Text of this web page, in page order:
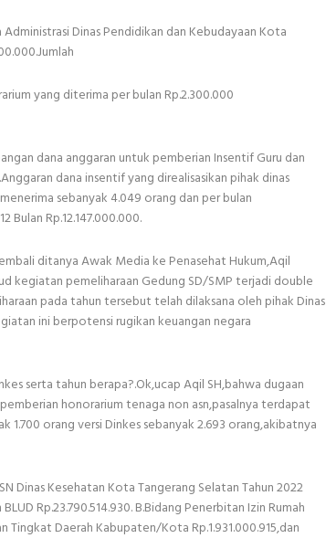
Dinas Pendidikan dan Kebudayaan Kota
yang diterima per bulan Rp.2.300.000
dana anggaran untuk pemberian Insentif Guru dan
dana insentif yang direalisasikan pihak dinas
sebanyak 4.049 orang dan per bulan
Bulan Rp.12.147.000.000.
ditanya Awak Media ke Penasehat Hukum,Aqil
kegiatan pemeliharaan Gedung SD/SMP terjadi double
pada tahun tersebut telah dilaksana oleh pihak Dinas
ini berpotensi rugikan keuangan negara
serta tahun berapa?.Ok,ucap Aqil SH,bahwa dugaan
honorarium tenaga non asn,pasalnya terdapat
1.700 orang versi Dinkes sebanyak 2.693 orang,akibatnya
Dinas Kesehatan Kota Tangerang Selatan Tahun 2022
Rp.23.790.514.930. B.Bidang Penerbitan Izin Rumah
Tingkat Daerah Kabupaten/Kota Rp.1.931.000.915,dan